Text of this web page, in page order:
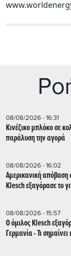
08/08/2026 - 16:31
Κινέζικο μπλόκο σε
παράλυση την αγορά
08/08/2026 - 16:02
Αμερικανική απόβαση
Klesch εξαγόρασε το
08/08/2026 - 15:57
Ο όμιλος Klesch
Γερμανία - Τι